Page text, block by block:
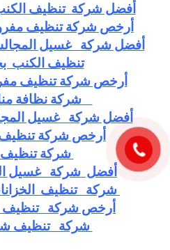
أفضل شركة تنظيف الكنب
أرخص شركة تنظيف
أفضل شركة غسيل
تنظيف الكنب
أرخص شركة تنظيف
شركة نظافة
أفضل شركة غسيل
أرخص شركة
شركة تنظيف
أفضل شركة غسيل
شركة تنظيف
أرخص شركة تنظيف
شركة تنظيف